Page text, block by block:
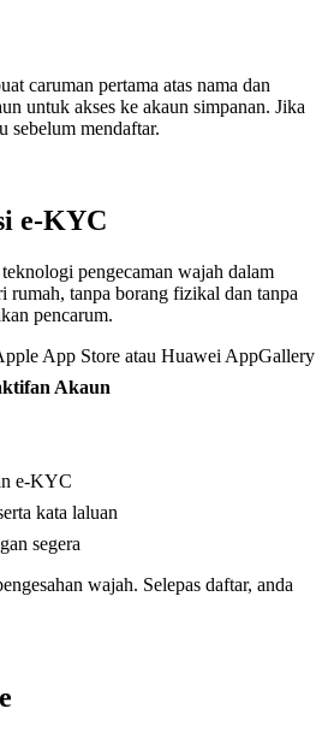
caruman pertama atas nama dan
untuk akses ke akaun simpanan. Jika
sebelum mendaftar.
e-KYC
pengecaman wajah dalam
tanpa borang fizikal dan tanpa
pencarum.
App Store atau Huawei AppGallery
Akaun
e-KYC
kata laluan
segera
wajah. Selepas daftar, anda